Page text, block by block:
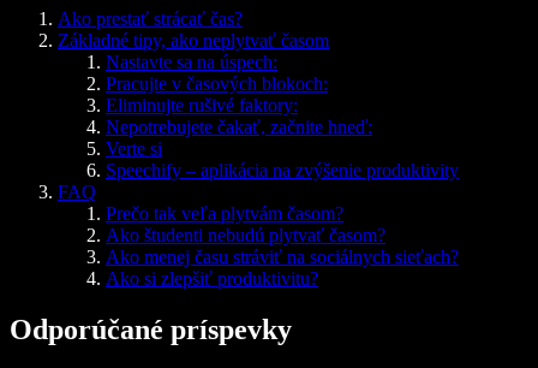
Ako prestať strácať čas?
Základné tipy, ako neplytvať časom
Nastavte sa na úspech:
Pracujte v časových blokoch:
Eliminujte rušivé faktory:
Nepotrebujete čakať, začnite hneď:
Verte si
Speechify – aplikácia na zvýšenie produktivity
FAQ
Prečo tak veľa plytvám časom?
Ako študenti nebudú plytvať časom?
Ako menej času stráviť na sociálnych sieťach?
Ako si zlepšiť produktivitu?
Odporúčané príspevky